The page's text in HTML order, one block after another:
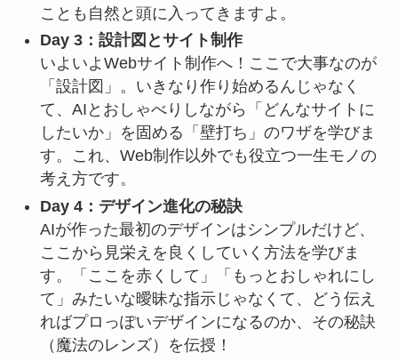
ことも自然と頭に入ってきますよ。
Day 3：設計図とサイト制作
いよいよWebサイト制作へ！ここで大事なのが
「設計図」。いきなり作り始めるんじゃなく
て、AIとおしゃべりしながら「どんなサイトに
したいか」を固める「壁打ち」のワザを学びま
す。これ、Web制作以外でも役立つ一生モノの
考え方です。
Day 4：デザイン進化の秘訣
AIが作った最初のデザインはシンプルだけど、
ここから見栄えを良くしていく方法を学びま
す。「ここを赤くして」「もっとおしゃれにし
て」みたいな曖昧な指示じゃなくて、どう伝え
ればプロっぽいデザインになるのか、その秘訣
（魔法のレンズ）を伝授！